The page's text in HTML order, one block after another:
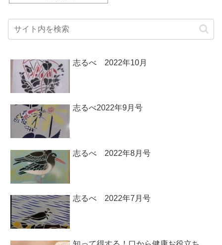
志るべ 2022年10月
志るべ2022年9月号
志るべ 2022年8月号
志るべ 2022年7月号